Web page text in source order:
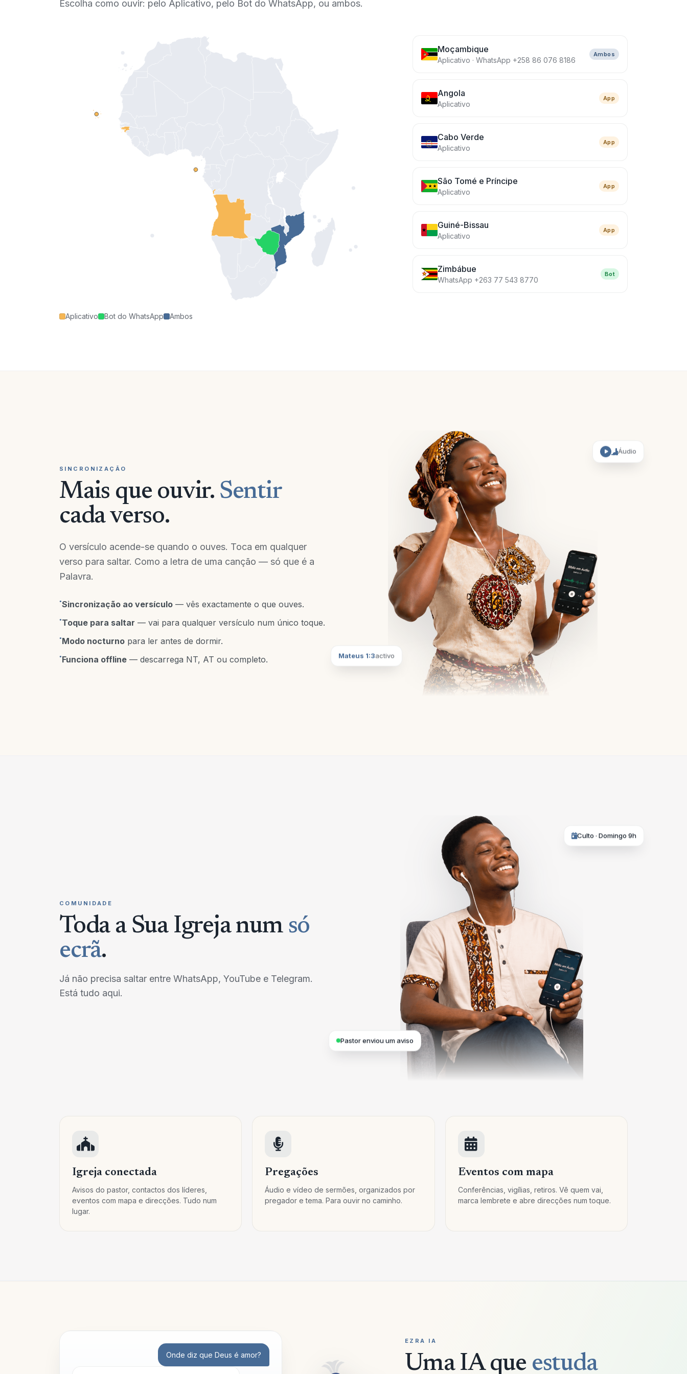
Escolha como ouvir: pelo Aplicativo, pelo Bot do WhatsApp, ou ambos.
Aplicativo Bot do WhatsApp Ambos
Moçambique
Aplicativo · WhatsApp +258 86 076 8186
Ambos
Angola
Aplicativo
App
Cabo Verde
Aplicativo
App
São Tomé e Príncipe
Aplicativo
App
Guiné-Bissau
Aplicativo
App
Zimbábue
WhatsApp +263 77 543 8770
Bot
SINCRONIZAÇÃO
Mais que ouvir. Sentir
cada verso.
O versículo acende-se quando o ouves. Toca em qualquer
verso para saltar. Como a letra de uma canção — só que é a
Palavra.
●Sincronização ao versículo — vês exactamente o que ouves.
● Toque para saltar — vai para qualquer versículo num único toque.
● Modo nocturno para ler antes de dormir.
● Funciona offline — descarrega NT, AT ou completo.
Áudio
Mateus 1:3activo
COMUNIDADE
Toda a Sua Igreja num só
ecrã.
Já não precisa saltar entre WhatsApp, YouTube e Telegram.
Está tudo aqui.
Culto · Domingo 9h
Pastor enviou um aviso
Igreja conectada
Avisos do pastor, contactos dos líderes,
eventos com mapa e direcções. Tudo num
lugar.
Pregações
Áudio e vídeo de sermões, organizados por
pregador e tema. Para ouvir no caminho.
Eventos com mapa
Conferências, vigílias, retiros. Vê quem vai,
marca lembrete e abre direcções num toque.
Onde diz que Deus é amor?
EZRA IA
Uma IA que estuda